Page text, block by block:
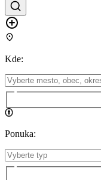
Kde:
Ponuka: